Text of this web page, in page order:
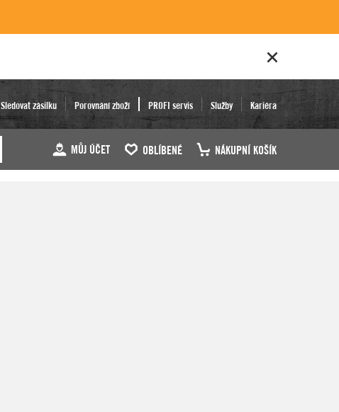
Sledovat zásilku Porovnání zboží PROFI servis Služby Kariéra
MŮJ ÚČET OBLÍBENÉ NÁKUPNÍ KOŠÍK